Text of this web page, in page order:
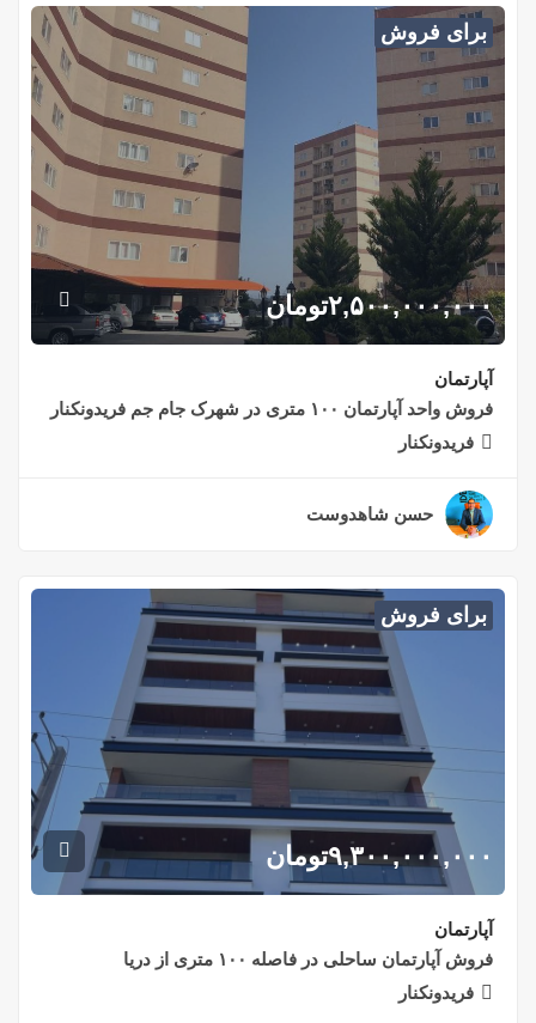
برای فروش
۲,۵۰۰,۰۰۰,۰۰۰تومان
آپارتمان
فروش واحد آپارتمان ۱۰۰ متری در شهرک جام جم فریدونکنار
فریدونکنار
حسن شاهدوست
برای فروش
۹,۳۰۰,۰۰۰,۰۰۰تومان
آپارتمان
فروش آپارتمان ساحلی در فاصله ۱۰۰ متری از دریا
فریدونکنار